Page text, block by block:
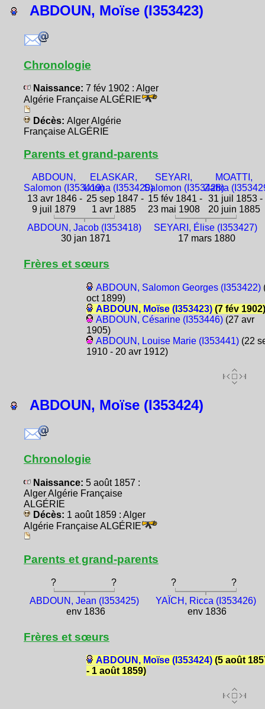
ABDOUN, Moïse (I353423)
Chronologie
Naissance: 7 fév 1902 : Alger
Algérie Française ALGÉRIE
Décès: Alger Algérie
Française ALGÉRIE
Parents et grand-parents
ABDOUN,
Salomon (I353419)
13 avr 1846 -
9 juil 1879
ELASKAR,
Louna (I353420)
25 sep 1847 -
1 avr 1885
SEYARI,
Salomon (I353428)
15 fév 1841 -
23 mai 1908
MOATTI,
Zahra
31 juil 1853 -
20 juin 1885
ABDOUN, Jacob (I353418)
30 jan 1871
SEYARI, Élise (I353427)
17 mars 1880
Frères et sœurs
ABDOUN, Salomon Georges (I353422)
oct 1899)
ABDOUN, Moïse (I353423)(7 fév 1902)
ABDOUN, Césarine (I353446)(27 avr
1905)
ABDOUN, Louise Marie (I353441)(22
1910 - 20 avr 1912)
ABDOUN, Moïse (I353424)
Chronologie
Naissance: 5 août 1857 :
Alger Algérie Française
ALGÉRIE
Décès: 1 août 1859 : Alger
Algérie Française ALGÉRIE
Parents et grand-parents
? ? ?
?
ABDOUN, Jean (I353425)
env 1836
YAÏCH, Ricca (I353426)
env 1836
Frères et sœurs
ABDOUN, Moïse (I353424)(5 août
- 1 août 1859)